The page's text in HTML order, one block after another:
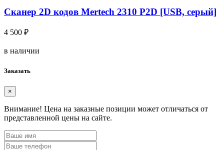
Сканер 2D кодов Mertech 2310 P2D [USB, серый]
4 500 ₽
в наличии
Заказать
×
Внимание! Цена на заказные позиции может отличаться от
представленной цены на сайте.